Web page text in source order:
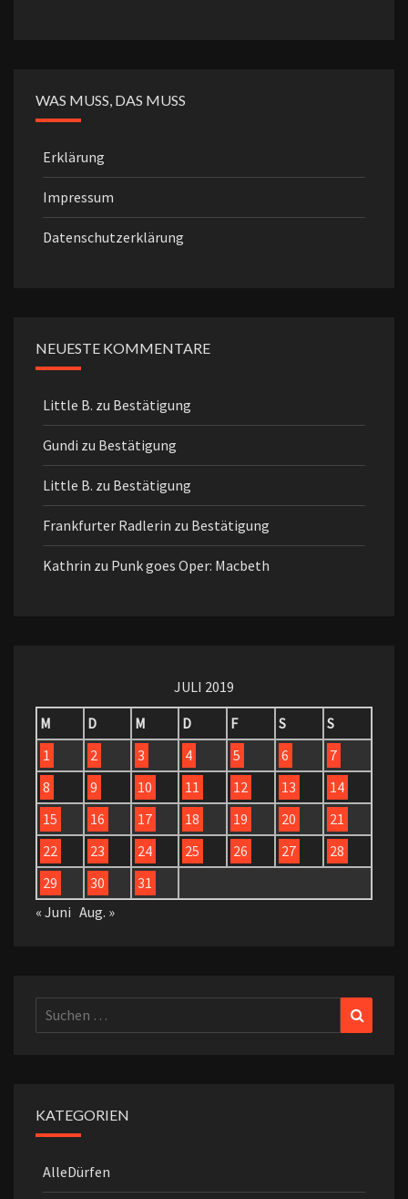
WAS MUSS, DAS MUSS
Erklärung
Impressum
Datenschutzerklärung
NEUESTE KOMMENTARE
Little B. zu Bestätigung
Gundi zu Bestätigung
Little B. zu Bestätigung
Frankfurter Radlerin zu Bestätigung
Kathrin zu Punk goes Oper: Macbeth
JULI 2019
M
D M D F S
S
1
2 3 4 5 6
7
8
9 10 11 12 13
14
15
16 17 18 19 20
21
22
23 24 25 26 27
28
29
30
31
« Juni Aug. »
Suchen
nach:
KATEGORIEN
AlleDürfen